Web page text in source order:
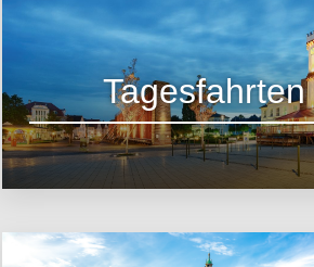
Tagesfahrten
zu den Angeboten